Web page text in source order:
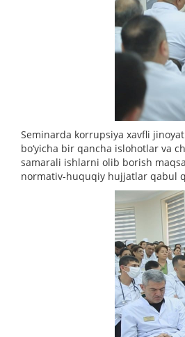
Seminarda korrupsiya xavfli
bo‘yicha bir qancha islohotlar va
samarali ishlarni olib borish
normativ-huquqiy hujjatlar qabul